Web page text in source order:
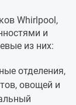
Whirlpool,
и
из них:
отделения,
овощей и